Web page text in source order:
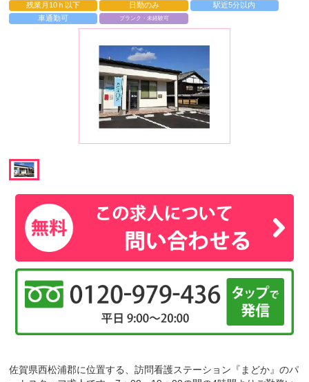
残業月10ｈ以下
日勤のみ
駅近5分以内
車通勤可
ブランク・未経験可
佐賀県西松浦郡に位置する、訪問看護ステーション『まどか』のパ